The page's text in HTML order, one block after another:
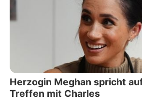
Herzogin Meghan spricht
Treffen mit Charles